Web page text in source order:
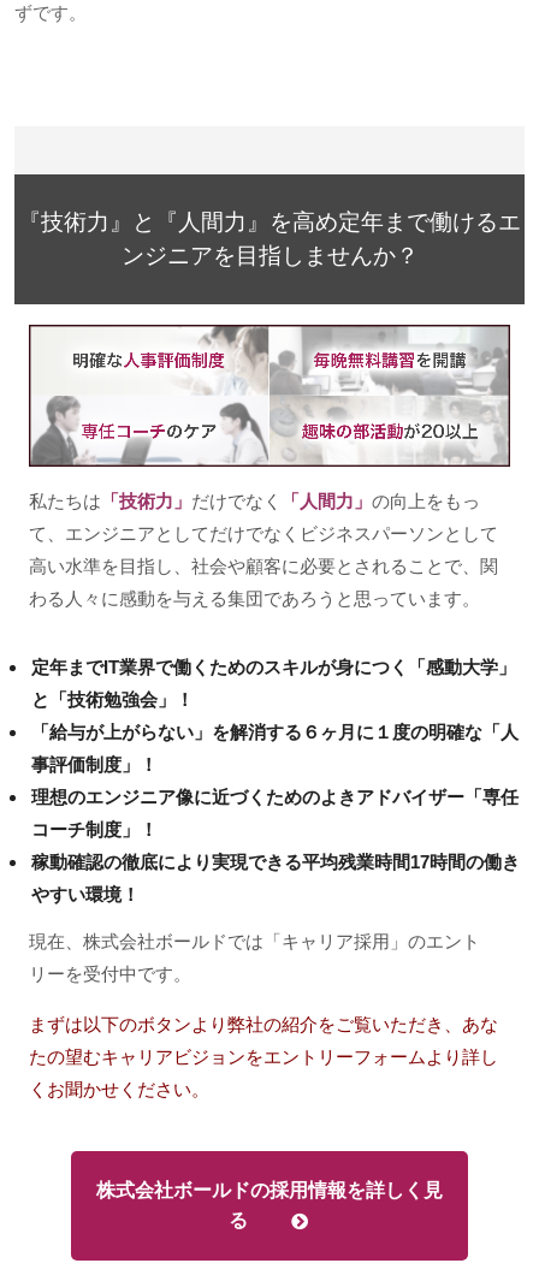
ずです。
『技術力』と『人間力』を高め定年まで働けるエ
ンジニアを目指しませんか？
私たちは 「技術力」 だけでなく 「人間力」 の向上をもっ
て、エンジニアとしてだけでなくビジネスパーソンとして
高い水準を目指し、社会や顧客に必要とされることで、関
わる人々に感動を与える集団であろうと思っています。
定年までIT業界で働くためのスキルが身につく「感動大学」
と「技術勉強会」！
「給与が上がらない」を解消する６ヶ月に１度の明確な「人
事評価制度」！
理想のエンジニア像に近づくためのよきアドバイザー「専任
コーチ制度」！
稼動確認の徹底により実現できる平均残業時間17時間の働き
やすい環境！
現在、株式会社ボールドでは「キャリア採用」のエント
リーを受付中です。
まずは以下のボタンより弊社の紹介をご覧いただき、あな
たの望むキャリアビジョンをエントリーフォームより詳し
くお聞かせください。
株式会社ボールドの採用情報を詳しく見
る